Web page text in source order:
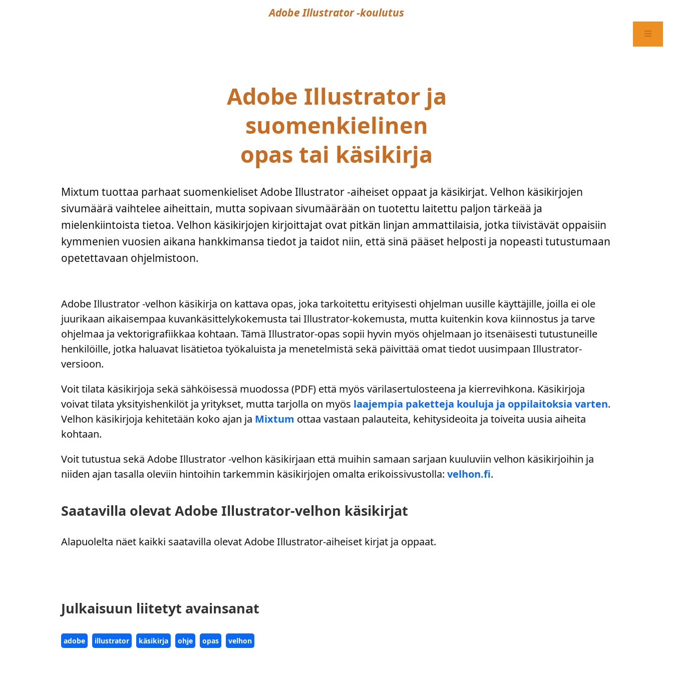
Adobe Illustrator -koulutus
Adobe Illustrator ja
suomenkielinen
opas tai käsikirja
Mixtum tuottaa parhaat suomenkieliset Adobe Illustrator -aiheiset oppaat ja käsikirjat. Velhon käsikirjojen
sivumäärä vaihtelee aiheittain, mutta sopivaan sivumäärään on tuotettu laitettu paljon tärkeää ja
mielenkiintoista tietoa. Velhon käsikirjojen kirjoittajat ovat pitkän linjan ammattilaisia, jotka tiivistävät oppaisiin
kymmenien vuosien aikana hankkimansa tiedot ja taidot niin, että sinä pääset helposti ja nopeasti tutustumaan
opetettavaan ohjelmistoon.
Adobe Illustrator -velhon käsikirja on kattava opas, joka tarkoitettu erityisesti ohjelman uusille käyttäjille, joilla ei ole
juurikaan aikaisempaa kuvankäsittelykokemusta tai Illustrator-kokemusta, mutta kuitenkin kova kiinnostus ja tarve
ohjelmaa ja vektorigrafiikkaa kohtaan. Tämä Illustrator-opas sopii hyvin myös ohjelmaan jo itsenäisesti tutustuneille
henkilöille, jotka haluavat lisätietoa työkaluista ja menetelmistä sekä päivittää omat tiedot uusimpaan Illustrator-
versioon.
Voit tilata käsikirjoja sekä sähköisessä muodossa (PDF) että myös värilasertulosteena ja kierrevihkona. Käsikirjoja
voivat tilata yksityishenkilöt ja yritykset, mutta tarjolla on myös laajempia paketteja kouluja ja oppilaitoksia varten.
Velhon käsikirjoja kehitetään koko ajan ja Mixtum ottaa vastaan palauteita, kehitysideoita ja toiveita uusia aiheita
kohtaan.
Voit tutustua sekä Adobe Illustrator -velhon käsikirjaan että muihin samaan sarjaan kuuluviin velhon käsikirjoihin ja
niiden ajan tasalla oleviin hintoihin tarkemmin käsikirjojen omalta erikoissivustolla: velhon.fi.
Saatavilla olevat Adobe Illustrator-velhon käsikirjat
Alapuolelta näet kaikki saatavilla olevat Adobe Illustrator-aiheiset kirjat ja oppaat.
Julkaisuun liitetyt avainsanat
adobe illustrator käsikirja ohje opas velhon